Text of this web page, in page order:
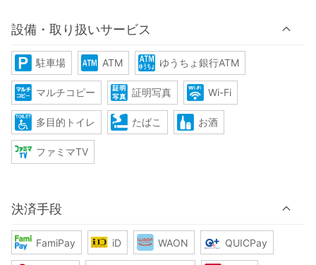
設備・取り扱いサービス
駐車場 ATM ゆうちょ銀行ATM
マルチコピー 証明写真 Wi-Fi
多目的トイレ たばこ お酒
ファミマTV
決済手段
FamiPay iD WAON QUICPay